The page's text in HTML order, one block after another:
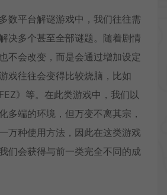
数平台解谜游戏中，我们往往需
决多个甚至全部谜题。随着剧情
不会改变，而是会通过增加设定
戏往往会变得比较烧脑，比如
》等。在此类游戏中，我们以
多端的环境，但万变不离其宗，
万种使用方法，因此在这类游戏
们会获得与前一类完全不同的成